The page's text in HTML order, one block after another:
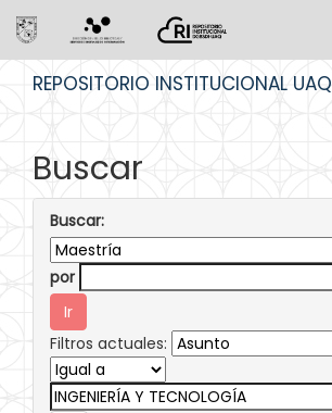
REPOSITORIO INSTITUCIONAL UAQ
Buscar
Buscar:
por
Filtros actuales: